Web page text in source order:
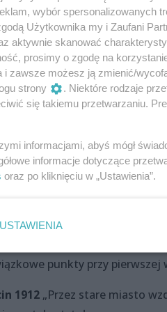
przedwojennego
marszu
osobowości ze świata
KONIEC:
– Filipinki że HEY
na przestrzeni około 1000
– będzie okazja je
Nie zapomnimy
lokal od ponad pół
z Pomorza, zdobywczyni
POLSKIEGO
„Uczestnicy
punkty przy pierwszej
1912 „Przez stare miasto
wybór spersonalizowanych
Użytkownika my i Zaufani
aktywnie skanować
prosimy o zgodę na
i zawsze możesz ją zmienić/
strony
. Niektóre rodzaje
się takiemu przetwarzaniu.
informacjami, abyś mógł
informacje dotyczące
oraz po kliknięciu w „Ustawienia”.
USTAWIENIA